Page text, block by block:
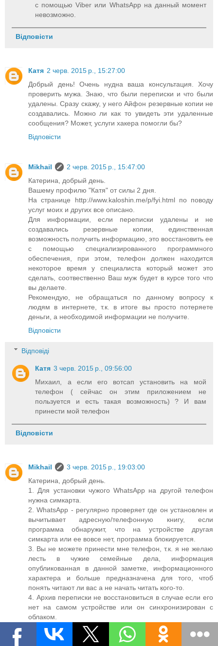
с помощью Viber или WhatsApp на данный момент
невозможно.
Відповісти
Катя 2 черв. 2015 р., 15:27:00
Добрый день! Очень нудна ваша консультация. Хочу
проверить мужа. Знаю, что были переписки и что были
удалены. Сразу скажу, у него Айфон резервные копии не
создавались. Можно ли как то увидеть эти удаленные
сообщения? Может, услуги хакера помогли бы?
Відповісти
Mikhail
2 черв. 2015 р., 15:47:00
Катерина, добрый день.
Вашему профилю "Катя" от силы 2 дня.
На странице http://www.kaloshin.me/p/fyi.html по поводу
услуг моих и других все описано.
Для информации, если переписки удалены и не
создавались резервные копии, единственная
возможность получить информацию, это восстановить ее
с помощью специализированного программного
обеспечения, при этом, телефон должен находится
некоторое время у специалиста который может это
сделать, соотвественно Ваш муж будет в курсе того что
вы делаете.
Рекомендую, не обращаться по данному вопросу к
людям в интернете, т.к. в итоге вы просто потеряете
деньги, а необходимой информации не получите.
Відповісти
Відповіді
Катя 3 черв. 2015 р., 09:56:00
Михаил, а если его вотсап установить на мой
телефон ( сейчас он этим приложением не
пользуется и есть такая возможность) ? И вам
принести мой телефон
Відповісти
Mikhail
3 черв. 2015 р., 19:03:00
Катерина, добрый день.
1. Для установки чужого WhatsApp на другой телефон
нужна симкарта.
2. WhatsApp - регулярно проверяет где он установлен и
вычитывает адресную/телефонную книгу, если
программа обнаружит, что на устройстве другая
симкарта или ее вовсе нет, программа блокируется.
3. Вы не можете принести мне телефон, т.к. я не желаю
лесть в чужие семейные дела, информация
опубликованная в данной заметке, информационного
характера и больше предназначена для того, чтоб
понять читают ли вас а не начать читать кого-то.
4. Архив переписки не восстановиться в случае если его
нет на самом устройстве или он синхронизирован с
облаком.
5. О том как могут читать переписку в WhatsApp
написано в данной заметке.